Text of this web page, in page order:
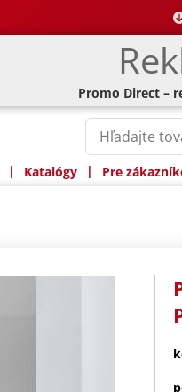
Promo Direct –
| Katalógy | Pre